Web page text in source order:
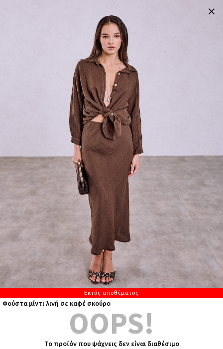
Εκτός αποθέματος
Φούστα μίντι λινή σε καφέ σκούρο
OOPS!
Το προϊόν που ψάχνεις δεν είναι διαθέσιμο